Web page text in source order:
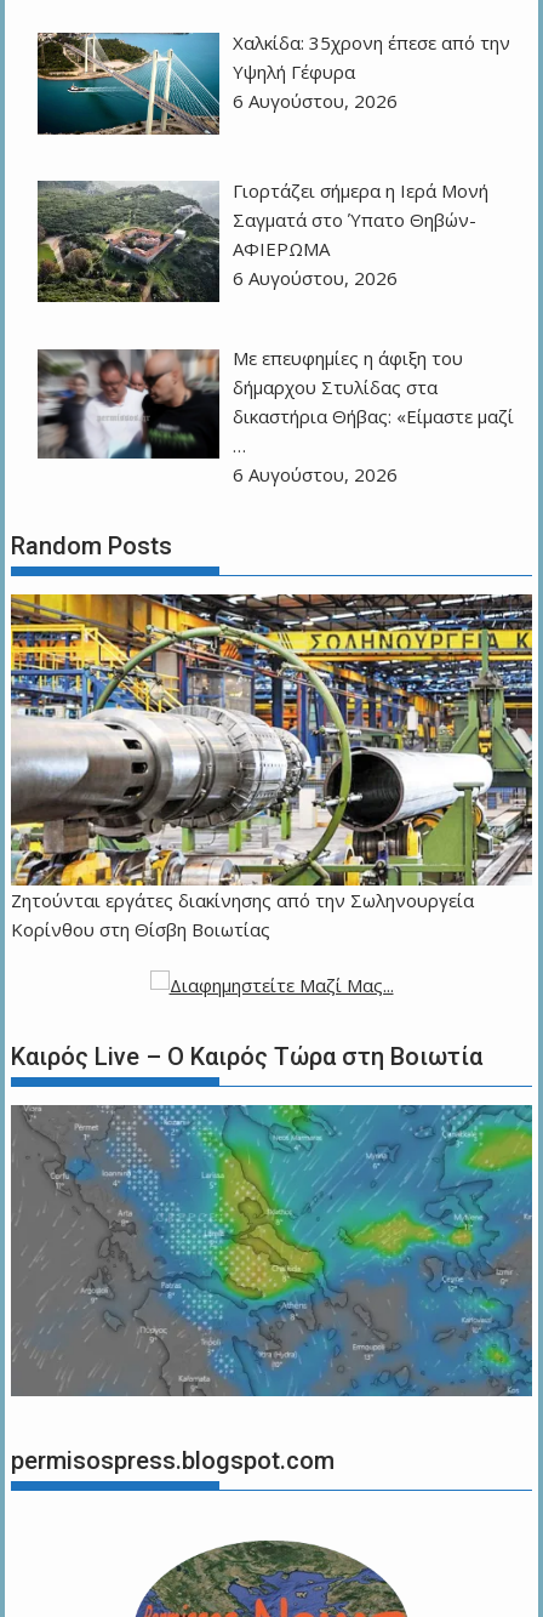
Χαλκίδα: 35χρονη έπεσε από την
Υψηλή Γέφυρα
6 Αυγούστου, 2026
Γιορτάζει σήμερα η Ιερά Μονή
Σαγματά στο Ύπατο Θηβών-
ΑΦΙΕΡΩΜΑ
6 Αυγούστου, 2026
Με επευφημίες η άφιξη του
δήμαρχου Στυλίδας στα
δικαστήρια Θήβας: «Είμαστε μαζί
…
6 Αυγούστου, 2026
Random Posts
Ζητούνται εργάτες διακίνησης από την Σωληνουργεία
Κορίνθου στη Θίσβη Βοιωτίας
Καιρός Live – Ο Καιρός Τώρα στη Βοιωτία
permisospress.blogspot.com